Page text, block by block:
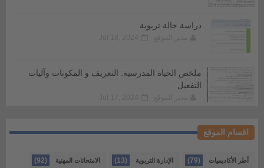
دراسة حالة تربوية
ملخص الحياة المدرسية: التعريف و المكونات وآليات
التفعيل
اقسام الموقع
أطر الأكاديميات (79) الإدارة التربوية (13) الامتحانات المهنية (92)